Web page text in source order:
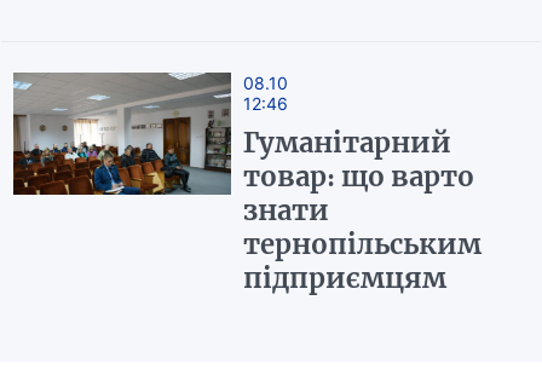
08.10
12:46
Гуманітарний
товар: що варто
знати
тернопільським
підприємцям